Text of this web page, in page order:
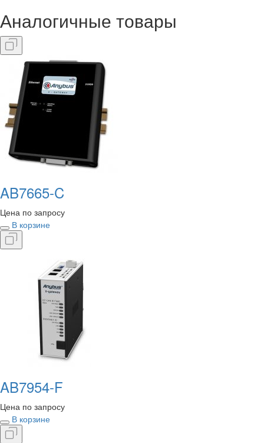
Аналогичные товары
AB7665-C
Цена по запросу
В корзине
AB7954-F
Цена по запросу
В корзине